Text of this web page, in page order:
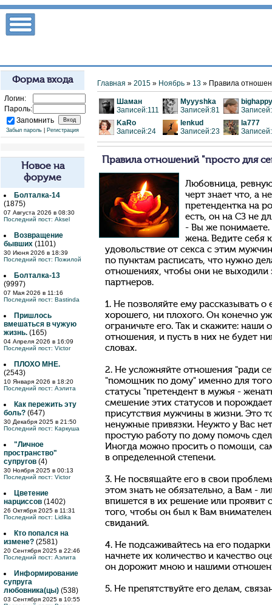
Форма входа
Логин:
Пароль:
Запомнить
Забыл пароль Регистрация
Новое на
форуме
Болталка-14
(1875)
07 Августа 2026 в 08:30
Последний пост: Aksel
Возвращение
бывших (1101)
30 Июня 2026 в 18:39
Последний пост: Пожилой
Болталка-13
(9997)
07 Мая 2026 в 11:16
Последний пост: Bastinda
Пришлось
вмешаться в чужую
жизнь. (165)
04 Апреля 2026 в 16:09
Последний пост: Victor
ПЛОХО МНЕ.
(2543)
10 Января 2026 в 18:20
Последний пост: Аэлита
Как пережить эту
боль? (647)
30 Декабря 2025 в 21:50
Последний пост: Каркуша
"Личное
пространство"
супругов (4)
30 Ноября 2025 в 00:13
Последний пост: Victor
Цветение
нарциссов (1402)
26 Октября 2025 в 11:31
Последний пост: Lidika
Кто попался на
измене? (2581)
20 Сентября 2025 в 22:46
Последний пост: Аэлита
Информирование
супруга
любовника(цы) (538)
03 Сентября 2025 в 10:55
Главная » 2015 » Ноябрь » 13 » Правила
Шаман
Записей:111
Myyyshka
Записей:81
bighappy
KaRo
Записей:24
lenkud
Записей:23
la777
Правила отношений "просто для
Любовница,
черт знает что, а
претендентка на
есть, он на СЗ не
- Вы же понимаете.
жена. Ведите себя
удовольствие от секса с этим
по пунктам расписать, что нужно
отношениях, чтобы они не выходили
партнеров.
1. Не позволяйте ему рассказывать о
хорошего, ни плохого. Он конечно
ограничьте его. Так и скажите:
отношения, и пусть в них не будет
словах.
2. Не усложняйте отношения "ради
"помощник по дому" именно для
статусы "претендент в мужья -
смешение этих статусов и
присутствия мужчины в жизни. Это
ненужные привязки. Неужто у Вас
простую работу по дому помочь
Иногда можно просить о помощи,
в определенной степени.
3. Не посвящайте его в свои
этом знать не обязательно, а Вам -
впишется в их решение или проявит
того, чтобы он был к Вам
свиданий.
4. Не подсаживайтесь на его
начнете их количество и качество
он дорожит мною и нашими
5. Не препятствуйте его делам,